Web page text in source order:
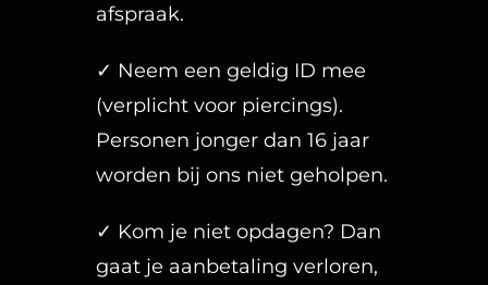
afspraak.
✓ Neem een geldig ID mee
(verplicht voor piercings).
Personen jonger dan 16 jaar
worden bij ons niet geholpen.
✓ Kom je niet opdagen? Dan
gaat je aanbetaling verloren,